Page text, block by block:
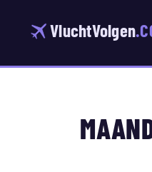
VluchtVolgen